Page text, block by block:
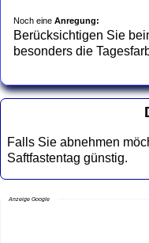
Noch eine Anregung:
Berücksichtigen Sie
besonders die
Falls Sie abnehmen
Saftfastentag günstig.
Anzeige Google